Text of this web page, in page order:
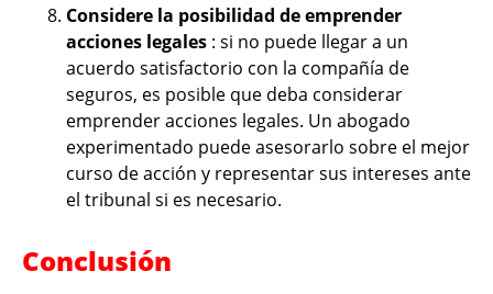
Considere la posibilidad de emprender
acciones legales : si no puede llegar a un
acuerdo satisfactorio con la compañía de
seguros, es posible que deba considerar
emprender acciones legales. Un abogado
experimentado puede asesorarlo sobre el mejor
curso de acción y representar sus intereses ante
el tribunal si es necesario.
Conclusión